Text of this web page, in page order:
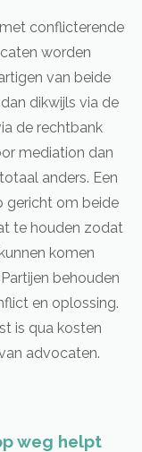
conflicterende
worden
van beide
dikwijls via de
de rechtbank
mediation dan
anders. Een
gericht om beide
te houden zodat
komen
behouden
en oplossing.
is qua kosten
advocaten.
weg helpt